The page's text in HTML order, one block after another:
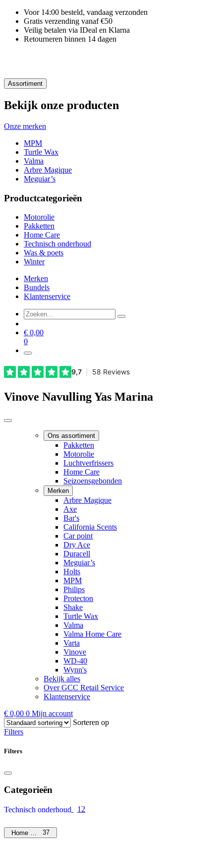
Voor 14:00 besteld, vandaag verzonden
Gratis verzending vanaf €50
Veilig betalen via IDeal en Klarna
Retourneren binnen 14 dagen
Assortiment
Bekijk onze producten
Onze merken
MPM
Turtle Wax
Valma
Arbre Magique
Meguiar’s
Productcategorieën
Motorolie
Pakketten
Home Care
Technisch onderhoud
Was & poets
Winter
Merken
Bundels
Klantenservice
€ 0,00
0
Vinove Navulling Yas Marina
Ons assortiment
Pakketten
Motorolie
Luchtverfrissers
Home Care
Seizoensgebonden
Merken
Arbre Magique
Axe
Bar's
California Scents
Car point
Dry Ace
Duracell
Meguiar’s
Holts
MPM
Philips
Protecton
Shake
Turtle Wax
Valma
Valma Home Care
Varta
Vinove
WD-40
Wynn's
Bekijk alles
Over GCC Retail Service
Klantenservice
€ 0,00 0 Mijn account
Sorteren op
Filters
Filters
Categorieën
Technisch onderhoud 12
Home Care37